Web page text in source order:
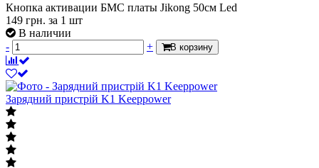
Кнопка активации БМС платы Jikong 50см Led
149 грн. за 1 шт
В наличии
-
+ В корзину
Зарядний пристрій K1 Keeppower